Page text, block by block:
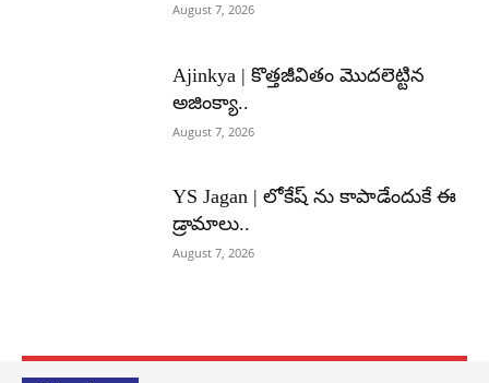
August 7, 2026
Ajinkya | కొత్తజీవితం మొదలెట్టిన
అజింక్యా..
August 7, 2026
YS Jagan | లోకేష్ ను కాపాడేందుకే ఈ
డ్రామాలు..
August 7, 2026